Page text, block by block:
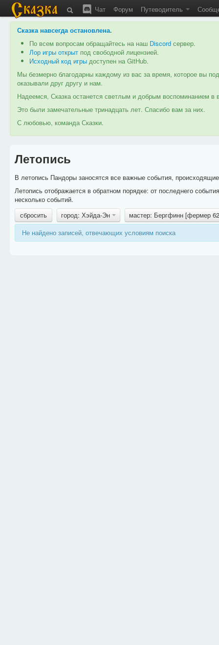
Чат Форум Путеводитель
Сказка навсегда остановлена.
По всем вопросам обращайтесь на наш Discord сервер.
Лор игры открыт под свободной лицензией.
Исходный код игры доступен на GitHub.
Мы безмерно благодарны каждому из вас за время, которое вы
оказывали друг другу и нам.
Надеемся, Сказка останется светлым и добрым воспоминанием
Это были замечательные тринадцать лет. Спасибо вам за них.
С любовью, команда Сказки.
Летопись
В летопись Пандоры заносятся все важные события,
Летопись отображается в обратном порядке: от последнего
несколько событий.
сбросить
город: Хэйда-Эн
мастер: Бергфинн [фермер
Не найдено записей, отвечающих условиям поиска